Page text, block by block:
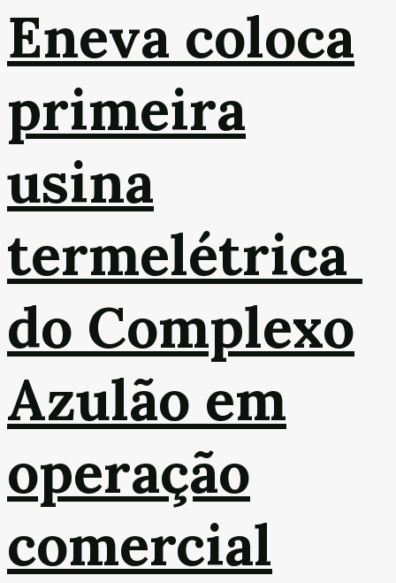
Eneva coloca
primeira
usina
termelétrica
do Complexo
Azulão em
operação
comercial